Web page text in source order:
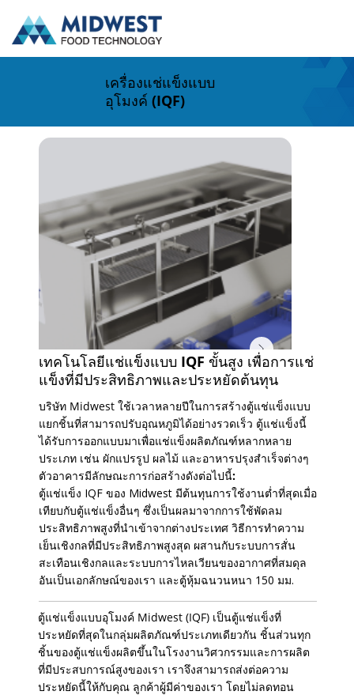
เครื่องแช่แข็งแบบ
อุโมงค์ (IQF)
เทคโนโลยีแช่แข็งแบบ IQF ขั้นสูง เพื่อการแช่
แข็งที่มีประสิทธิภาพและประหยัดต้นทุน
บริษัท Midwest ใช้เวลาหลายปีในการสร้างตู้แช่แข็งแบบ
แยกชิ้นที่สามารถปรับอุณหภูมิได้อย่างรวดเร็ว ตู้แช่แข็งนี้
ได้รับการออกแบบมาเพื่อแช่แข็งผลิตภัณฑ์หลากหลาย
ประเภท เช่น ผักแปรรูป ผลไม้ และอาหารปรุงสำเร็จต่างๆ
ตัวอาคารมีลักษณะการก่อสร้างดังต่อไปนี้:
ตู้แช่แข็ง IQF ของ Midwest มีต้นทุนการใช้งานต่ำที่สุดเมื่อ
เทียบกับตู้แช่แข็งอื่นๆ ซึ่งเป็นผลมาจากการใช้พัดลม
ประสิทธิภาพสูงที่นำเข้าจากต่างประเทศ วิธีการทำความ
เย็นเชิงกลที่มีประสิทธิภาพสูงสุด ผสานกับระบบการสั่น
สะเทือนเชิงกลและระบบการไหลเวียนของอากาศที่สมดุล
อันเป็นเอกลักษณ์ของเรา และตู้หุ้มฉนวนหนา 150 มม.
ตู้แช่แข็งแบบอุโมงค์ Midwest (IQF) เป็นตู้แช่แข็งที่
ประหยัดที่สุดในกลุ่มผลิตภัณฑ์ประเภทเดียวกัน ชิ้นส่วนทุก
ชิ้นของตู้แช่แข็งผลิตขึ้นในโรงงานวิศวกรรมและการผลิต
ที่มีประสบการณ์สูงของเรา เราจึงสามารถส่งต่อความ
ประหยัดนี้ให้กับคุณ ลูกค้าผู้มีค่าของเรา โดยไม่ลดทอน